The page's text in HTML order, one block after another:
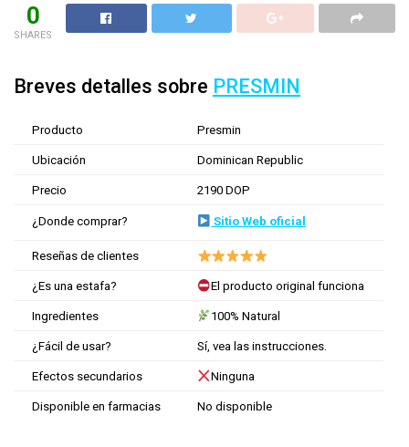
0
SHARES
Breves detalles sobre PRESMIN
Producto Presmin
Ubicación Dominican Republic
Precio 2190 DOP
¿Donde comprar? Sitio Web oficial
Reseñas de clientes
¿Es una estafa? El producto original funciona
Ingredientes 100% Natural
¿Fácil de usar? Sí, vea las instrucciones.
Efectos secundarios Ninguna
Disponible en farmacias No disponible